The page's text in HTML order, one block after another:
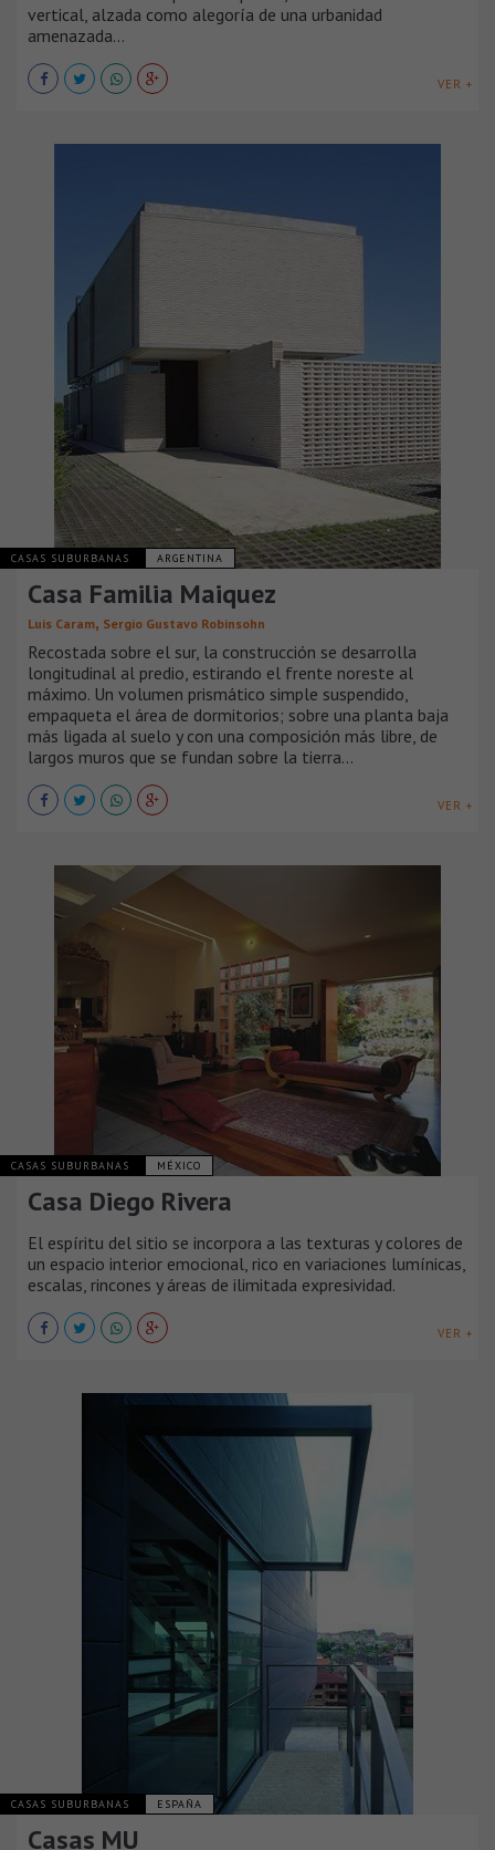
vertical, alzada como alegoría de una urbanidad
amenazada...
VER +
CASAS SUBURBANAS ARGENTINA
Casa Familia Maiquez
Luis Caram, Sergio Gustavo Robinsohn
Recostada sobre el sur, la construcción se desarrolla
longitudinal al predio, estirando el frente noreste al
máximo. Un volumen prismático simple suspendido,
empaqueta el área de dormitorios; sobre una planta baja
más ligada al suelo y con una composición más libre, de
largos muros que se fundan sobre la tierra...
VER +
CASAS SUBURBANAS MÉXICO
Casa Diego Rivera
El espíritu del sitio se incorpora a las texturas y colores de
un espacio interior emocional, rico en variaciones lumínicas,
escalas, rincones y áreas de ilimitada expresividad.
VER +
CASAS SUBURBANAS ESPAÑA
Casas MU